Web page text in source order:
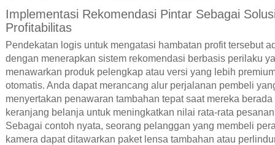
Implementasi Rekomendasi Pintar Sebagai
Profitabilitas
Pendekatan logis untuk mengatasi hambatan profit tersebut
dengan menerapkan sistem rekomendasi berbasis perilaku
menawarkan produk pelengkap atau versi yang lebih
otomatis. Anda dapat merancang alur perjalanan pembeli
menyertakan penawaran tambahan tepat saat mereka
keranjang belanja untuk meningkatkan nilai rata-rata
Sebagai contoh nyata, seorang pelanggan yang membeli
kamera dapat ditawarkan paket lensa tambahan atau